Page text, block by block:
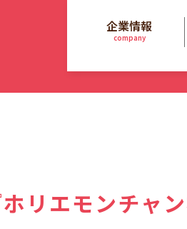
企業情報
company
リエモンチャ